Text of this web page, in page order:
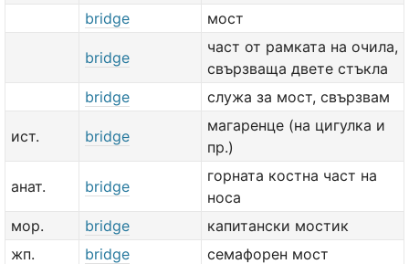
bridge
мост
bridge
част от рамката на очила,
свързваща двете стъкла
bridge
служа за мост, свързвам
ист. bridge
магаренце (на цигулка и
пр.)
анат. bridge
горната костна част на
носа
мор.
bridge
капитански мостик
жп.
bridge
семафорен мост